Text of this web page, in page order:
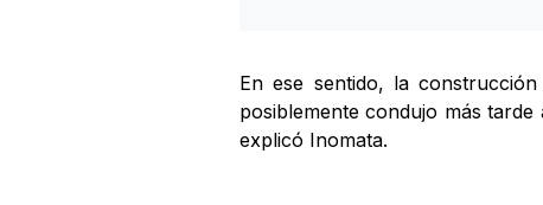
En ese sentido, la
posiblemente condujo más
explicó Inomata.